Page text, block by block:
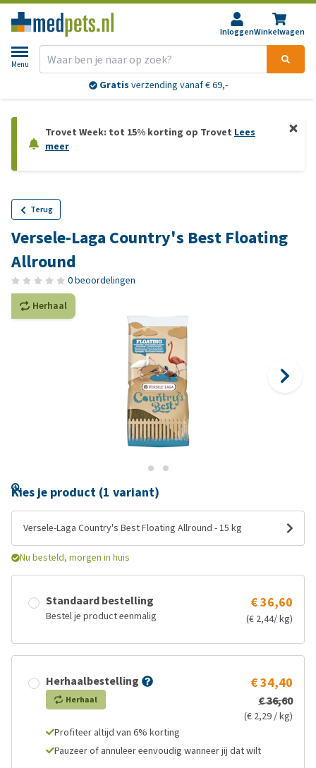
InloggenWinkelwagen
Menu
Gratis verzending vanaf € 69,-
Trovet Week: tot 15% korting op Trovet Lees
meer
Terug
Versele-Laga Country's Best Floating
Allround
0 beoordelingen
Herhaal
Kies je product (1 variant)
Versele-Laga Country's Best Floating Allround - 15 kg
Nu besteld, morgen in huis
Standaard bestelling
Bestel je product eenmalig
€ 36,60
(€ 2,44/ kg)
Herhaalbestelling
Herhaal
€ 34,40
€ 36,60
(€ 2,29 / kg)
Profiteer altijd van 6% korting
Pauzeer of annuleer eenvoudig wanneer jij dat wilt